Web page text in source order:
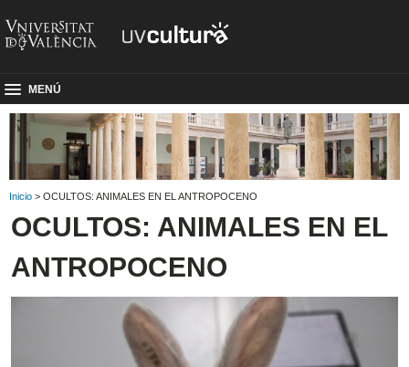
MENÚ
Inicio > OCULTOS: ANIMALES EN EL ANTROPOCENO
OCULTOS: ANIMALES EN EL
ANTROPOCENO